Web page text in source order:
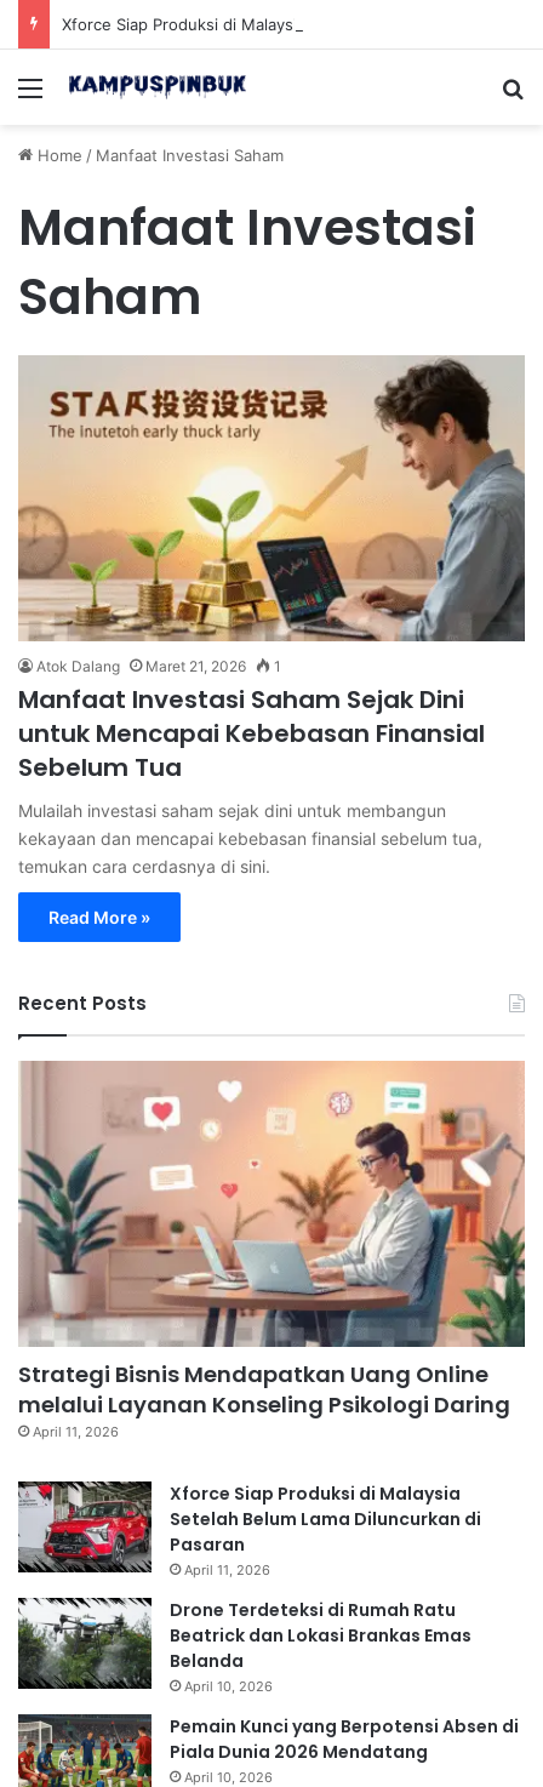
Menu
Home / Manfaat Investasi Saham
Manfaat Investasi
Saham
Atok Dalang Maret 21, 2026 1
Manfaat Investasi Saham Sejak Dini
untuk Mencapai Kebebasan Finansial
Sebelum Tua
Mulailah investasi saham sejak dini untuk membangun
kekayaan dan mencapai kebebasan finansial sebelum tua,
temukan cara cerdasnya di sini.
Read More »
Recent Posts
Strategi Bisnis Mendapatkan Uang Online
melalui Layanan Konseling Psikologi Daring
April 11, 2026
Xforce Siap Produksi di Malaysia
Setelah Belum Lama Diluncurkan di
Pasaran
April 11, 2026
Drone Terdeteksi di Rumah Ratu
Beatrick dan Lokasi Brankas Emas
Belanda
April 10, 2026
Pemain Kunci yang Berpotensi Absen di
Piala Dunia 2026 Mendatang
April 10, 2026